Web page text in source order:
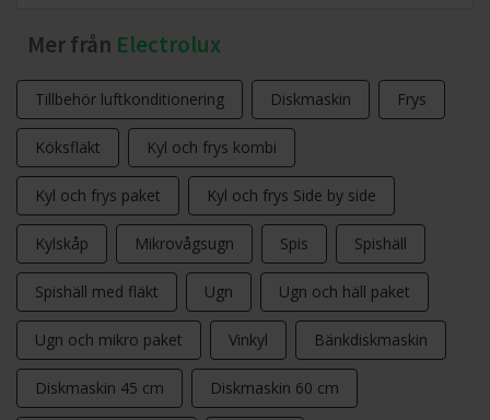
Mer från Electrolux
Tillbehör luftkonditionering Diskmaskin Frys
Köksfläkt Kyl och frys kombi
Kyl och frys paket Kyl och frys Side by side
Kylskåp Mikrovågsugn Spis Spishäll
Spishäll med fläkt Ugn Ugn och häll paket
Ugn och mikro paket Vinkyl Bänkdiskmaskin
Diskmaskin 45 cm Diskmaskin 60 cm